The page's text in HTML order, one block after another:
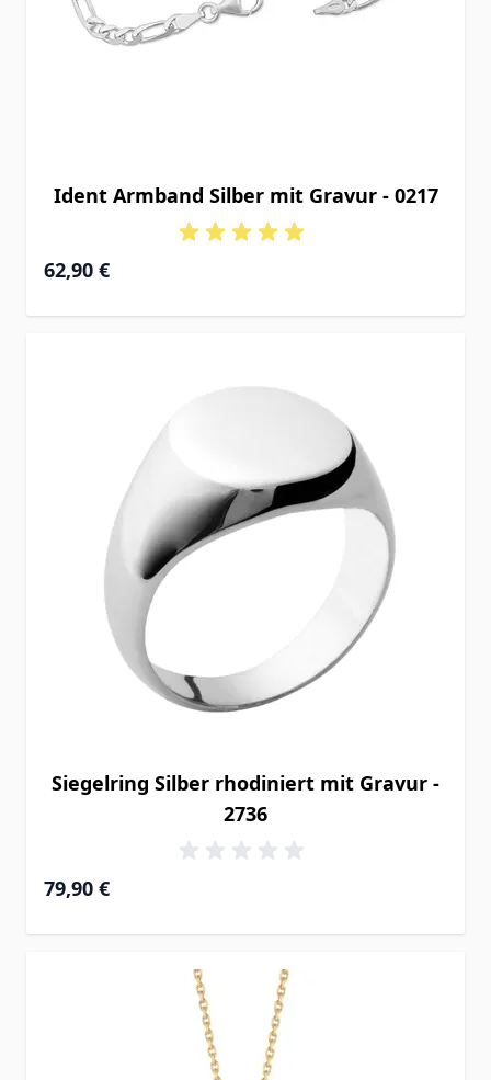
Ident Armband Silber mit Gravur - 0217
Ab
62,90 €
Siegelring Silber rhodiniert mit Gravur -
2736
79,90 €